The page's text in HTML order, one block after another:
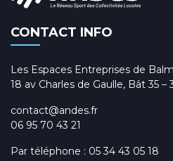
CONTACT INFO
Les Espaces Entreprises de
18 av Charles de Gaulle, Bât 35 –
contact@andes.fr
06 95 70 43 21
Par téléphone : 05 34 43 05 18